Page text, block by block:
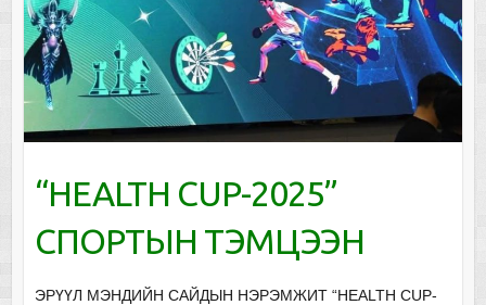
“HEALTH CUP-2025”
СПОРТЫН ТЭМЦЭЭН
ЭРҮҮЛ МЭНДИЙН САЙДЫН НЭРЭМЖИТ “HEALTH CUP-